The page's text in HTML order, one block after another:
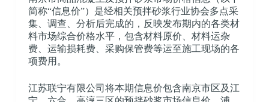
简称“信息价”）是经相关预拌砂浆行业协会多点采
集、调查、分析后完成的，反映发布期内的各类材
料市场综合价格水平，包含材料原价、材料运杂
费、运输损耗费、采购保管费等运至施工现场的各
项费用。
江苏联宁有限公司将本期信息价包含南京市区及江